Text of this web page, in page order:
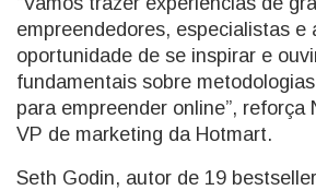
empreendedores, especialistas e
oportunidade de se inspirar e
fundamentais sobre
para empreender online”, reforça
VP de marketing da Hotmart.
Seth Godin, autor de 19